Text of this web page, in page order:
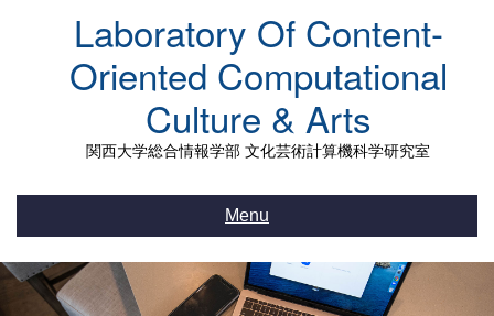
Laboratory Of Content-
Oriented Computational
Culture & Arts
関西大学総合情報学部 文化芸術計算機科学研究室
Menu